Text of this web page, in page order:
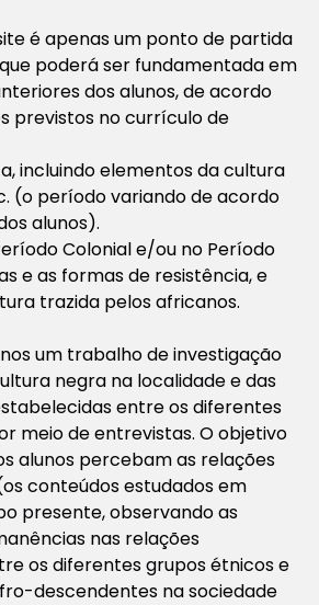
é apenas um ponto de partida
poderá ser fundamentada em
dos alunos, de acordo
previstos no currículo de
incluindo elementos da cultura
(o período variando de acordo
alunos).
Colonial e/ou no Período
e as formas de resistência, e
trazida pelos africanos.
um trabalho de investigação
negra na localidade e das
entre os diferentes
meio de entrevistas. O objetivo
alunos percebam as relações
conteúdos estudados em
presente, observando as
nas relações
os diferentes grupos étnicos e
descendentes na sociedade